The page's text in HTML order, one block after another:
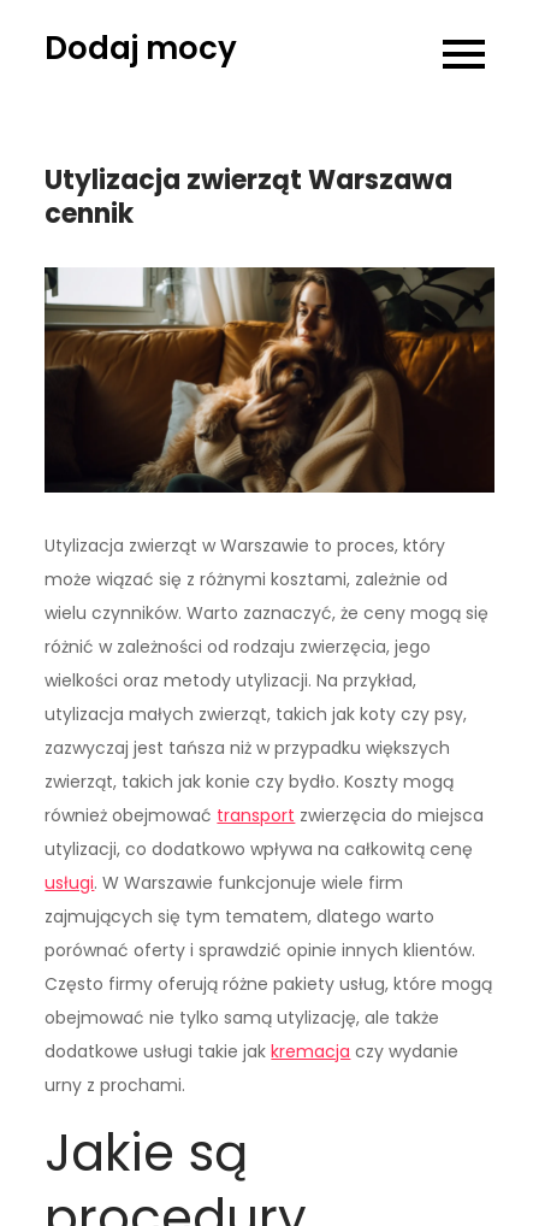
Dodaj mocy
Utylizacja zwierząt Warszawa
cennik
Utylizacja zwierząt w Warszawie to proces, który
może wiązać się z różnymi kosztami, zależnie od
wielu czynników. Warto zaznaczyć, że ceny mogą się
różnić w zależności od rodzaju zwierzęcia, jego
wielkości oraz metody utylizacji. Na przykład,
utylizacja małych zwierząt, takich jak koty czy psy,
zazwyczaj jest tańsza niż w przypadku większych
zwierząt, takich jak konie czy bydło. Koszty mogą
również obejmować transport zwierzęcia do miejsca
utylizacji, co dodatkowo wpływa na całkowitą cenę
usługi. W Warszawie funkcjonuje wiele firm
zajmujących się tym tematem, dlatego warto
porównać oferty i sprawdzić opinie innych klientów.
Często firmy oferują różne pakiety usług, które mogą
obejmować nie tylko samą utylizację, ale także
dodatkowe usługi takie jakkremacja czy wydanie
urny z prochami.
Jakie są